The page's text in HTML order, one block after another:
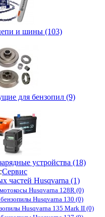
и шины (103)
для бензопил (9)
устройства (18)
Сервис
частей Husqvarna (1)
Husqvarna 128R (0)
Husqvarna 130 (0)
Husqvarna 135 Mark II (0)